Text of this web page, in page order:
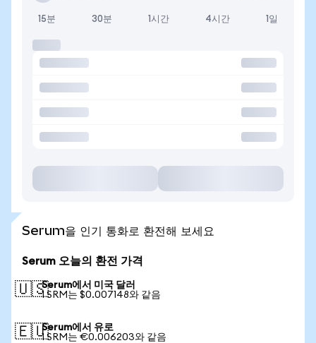
15분 30분 1시간 4시간 1일
Serum을 인기 통화로 환전해 보세요
Serum 오늘의 환전 가격
🇺🇸Serum에서 미국 달러
1 SRM는 $0.007148와 같음
🇪🇺Serum에서 유로
1 SRM는 €0.006203와 같음